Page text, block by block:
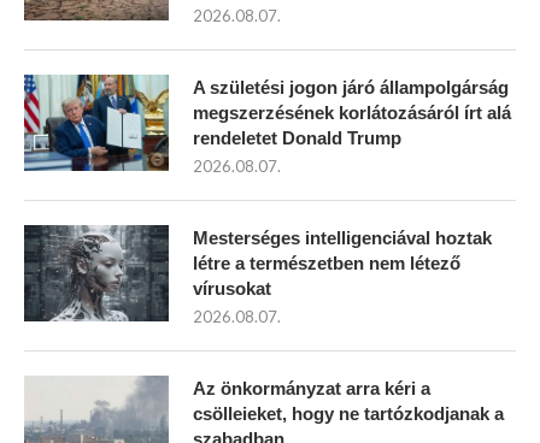
2026.08.07.
A születési jogon járó állampolgárság
megszerzésének korlátozásáról írt alá
rendeletet Donald Trump
2026.08.07.
Mesterséges intelligenciával hoztak
létre a természetben nem létező
vírusokat
2026.08.07.
Az önkormányzat arra kéri a
csölleieket, hogy ne tartózkodjanak a